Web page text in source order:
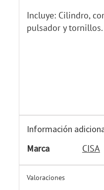
Incluye: Cilindro,
pulsador y tornillos.
Información
Marca
CISA
Valoraciones